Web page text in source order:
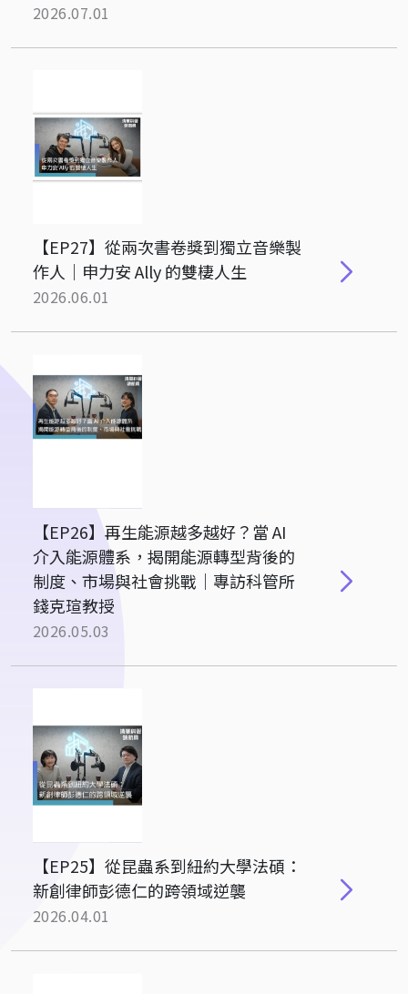
2026.07.01
【EP27】從兩次書卷獎到獨立音樂製
作人｜申力安 Ally 的雙棲人生
2026.06.01
【EP26】再生能源越多越好？當 AI
介入能源體系，揭開能源轉型背後的
制度、市場與社會挑戰｜專訪科管所
錢克瑄教授
2026.05.03
【EP25】從昆蟲系到紐約大學法碩：
新創律師彭德仁的跨領域逆襲
2026.04.01